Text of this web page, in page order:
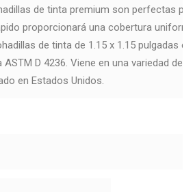
de tinta premium son perfectas
proporcionará una cobertura
de tinta de 1.15 x 1.15 pulgadas
D 4236. Viene en una variedad de
en Estados Unidos.